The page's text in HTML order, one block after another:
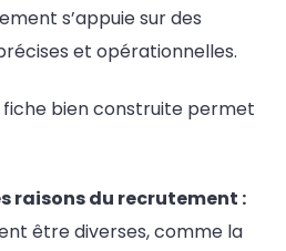
s’appuie sur des
et opérationnelles.
fiche bien construite permet
raisons du recrutement :
être diverses, comme la